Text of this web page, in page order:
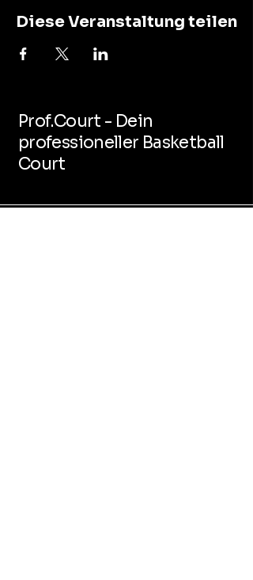
Diese Veranstaltung teilen
Prof.Court - Dein
professioneller Basketball
Court